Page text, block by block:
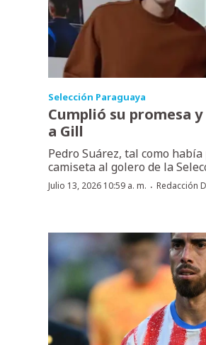
Selección Paraguaya
Cumplió su promesa
a Gill
Pedro Suárez, tal como
camiseta al golero de la
Julio 13, 2026 10:59 a. m. · Redacción